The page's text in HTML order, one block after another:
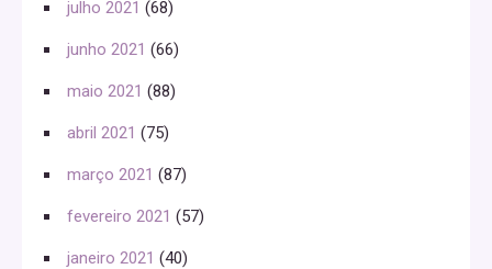
julho 2021 (68)
junho 2021 (66)
maio 2021 (88)
abril 2021 (75)
março 2021 (87)
fevereiro 2021 (57)
janeiro 2021 (40)